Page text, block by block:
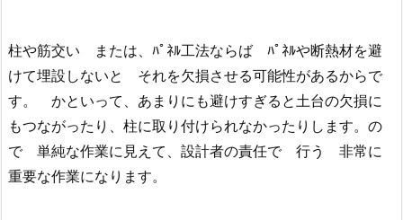
柱や筋交い または、ﾊﾟﾈﾙ工法ならば ﾊﾟﾈﾙや断熱材を避
けて埋設しないと それを欠損させる可能性があるからで
す。 かといって、あまりにも避けすぎると土台の欠損に
もつながったり、柱に取り付けられなかったりします。の
で 単純な作業に見えて、設計者の責任で 行う 非常に
重要な作業になります。